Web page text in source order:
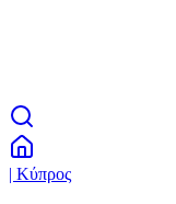
| Κύπρος